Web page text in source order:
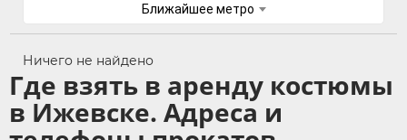
Ближайшее метро
Ничего не найдено
Где взять в аренду костюмы
в Ижевске. Адреса и